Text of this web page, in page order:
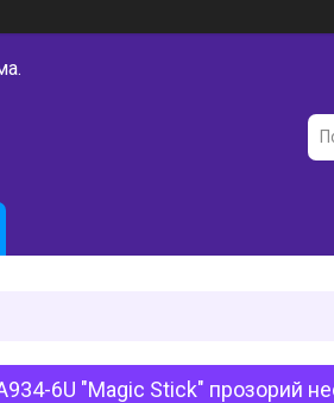
6U "Magic Stick" прозорий